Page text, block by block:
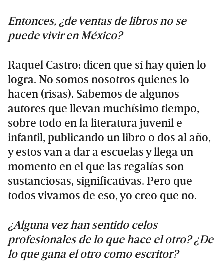
Entonces, ¿de ventas de libros no se
puede vivir en México?
Raquel Castro: dicen que sí hay quien lo
logra. No somos nosotros quienes lo
hacen (risas). Sabemos de algunos
autores que llevan muchísimo tiempo,
sobre todo en la literatura juvenil e
infantil, publicando un libro o dos al año,
y estos van a dar a escuelas y llega un
momento en el que las regalías son
sustanciosas, significativas. Pero que
todos vivamos de eso, yo creo que no.
¿Alguna vez han sentido celos
profesionales de lo que hace el otro? ¿De
lo que gana el otro como escritor?